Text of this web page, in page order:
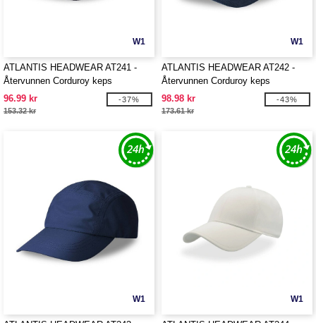
W1
ATLANTIS HEADWEAR AT241 -
Återvunnen Corduroy keps
96.99 kr
153.32 kr
-37%
W1
ATLANTIS HEADWEAR AT242 -
Återvunnen Corduroy keps
98.98 kr
173.61 kr
-43%
W1 W1